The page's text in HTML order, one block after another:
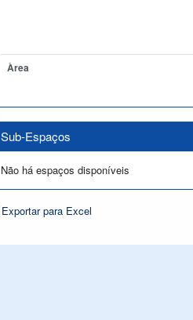
Àrea
Sub-Espaços
Não há espaços disponíveis
Exportar para Excel